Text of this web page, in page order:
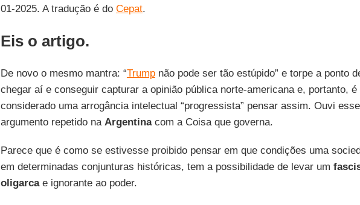
01-2025. A tradução é do Cepat.
Eis o artigo.
De novo o mesmo mantra: “Trumpnão pode ser tão estúpido” e torpe a ponto
chegar aí e conseguir capturar a opinião pública norte-americana e, portanto, é
considerado uma arrogância intelectual “progressista” pensar assim. Ouvi esse
argumento repetido na Argentinacom a Coisa que governa.
Parece que é como se estivesse proibido pensar em que condições uma
em determinadas conjunturas históricas, tem a possibilidade de levar um
oligarcae ignorante ao poder.